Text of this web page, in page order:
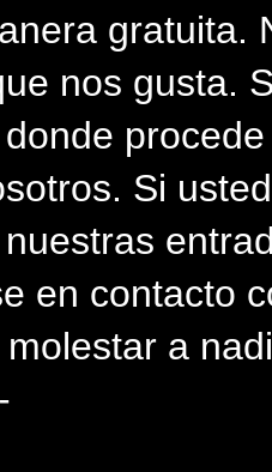
gratuita.
nos gusta.
Si
en contacto
a